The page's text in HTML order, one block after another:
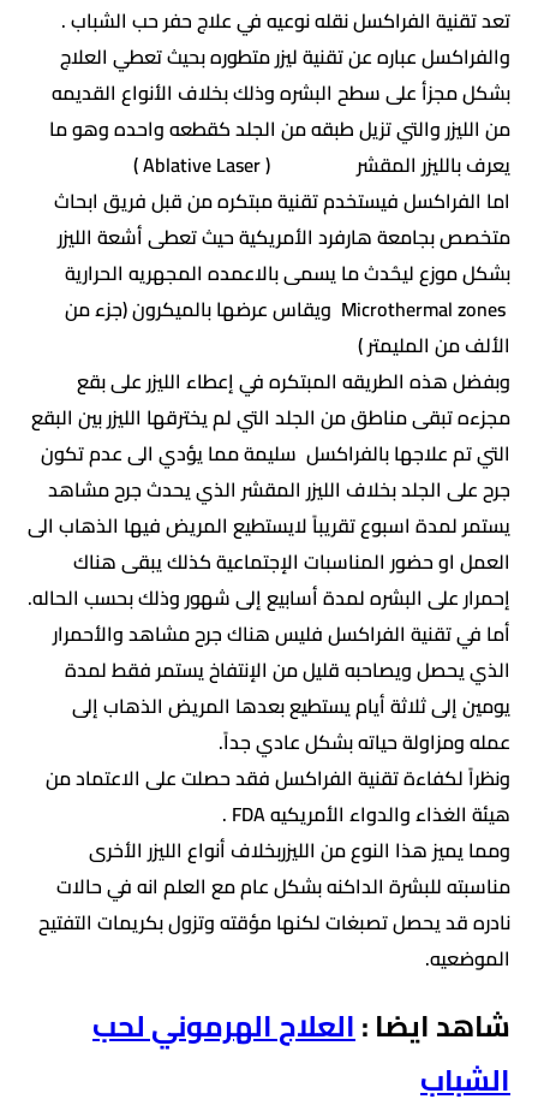
تعد تقنية الفراكسل نقله نوعيه في علاج حفر حب الشباب .
والفراكسل عباره عن تقنية ليزر متطوره بحيث تعطي العلاج
بشكل مجزأ على سطح البشره وذلك بخلاف الأنواع القديمه
من الليزر والتي تزيل طبقه من الجلد كقطعه واحده وهو ما
يعرف بالليزر المقشر ( Ablative Laser )
اما الفراكسل فيستخدم تقنية مبتكره من قبل فريق ابحاث
متخصص بجامعة هارفرد الأمريكية حيث تعطى أشعة الليزر
بشكل موزع ليحُدث ما يسمى بالاعمده المجهريه الحرارية
Microthermal zones ويقاس عرضها بالميكرون (جزء من
الألف من المليمتر )
وبفضل هذه الطريقه المبتكره في إعطاء الليزر على بقع
مجزءه تبقى مناطق من الجلد التي لم يخترقها الليزر بين البقع
التي تم علاجها بالفراكسل سليمة مما يؤدي الى عدم تكون
جرح على الجلد بخلاف الليزر المقشر الذي يحدث جرح مشاهد
يستمر لمدة اسبوع تقريباً لايستطيع المريض فيها الذهاب الى
العمل او حضور المناسبات الإجتماعية كذلك يبقى هناك
إحمرار على البشره لمدة أسابيع إلى شهور وذلك بحسب الحاله.
أما في تقنية الفراكسل فليس هناك جرح مشاهد والأحمرار
الذي يحصل ويصاحبه قليل من الإنتفاخ يستمر فقط لمدة
يومين إلى ثلاثة أيام يستطيع بعدها المريض الذهاب إلى
عمله ومزاولة حياته بشكل عادي جداً.
ونظراً لكفاءة تقنية الفراكسل فقد حصلت على الاعتماد من
هيئة الغذاء والدواء الأمريكيه FDA .
ومما يميز هذا النوع من الليزربخلاف أنواع الليزر الأخرى
مناسبته للبشرة الداكنه بشكل عام مع العلم انه في حالات
نادره قد يحصل تصبغات لكنها مؤقته وتزول بكريمات التفتيح
الموضعيه.
شاهد ايضا :العلاج الهرموني لحب
الشباب